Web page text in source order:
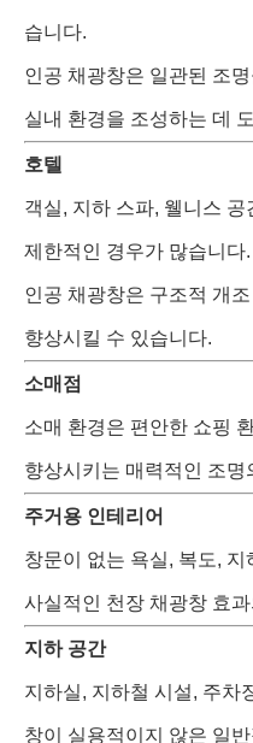
습니다.
인공 채광창은 일관된 조
실내 환경을 조성하는 데
호텔
객실, 지하 스파, 웰니스 공
제한적인 경우가 많습니다.
인공 채광창은 구조적 개
향상시킬 수 있습니다.
소매점
소매 환경은 편안한 쇼핑
향상시키는 매력적인 조
주거용 인테리어
창문이 없는 욕실, 복도,
사실적인 천장 채광창 효
지하 공간
지하실, 지하철 시설, 주차
창이 실용적이지 않은 일